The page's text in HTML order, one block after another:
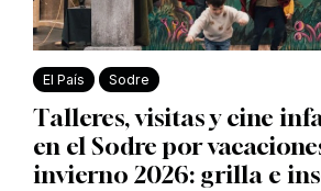
El País Sodre
Talleres, visitas y cine
en el Sodre por
invierno 2026: grilla e